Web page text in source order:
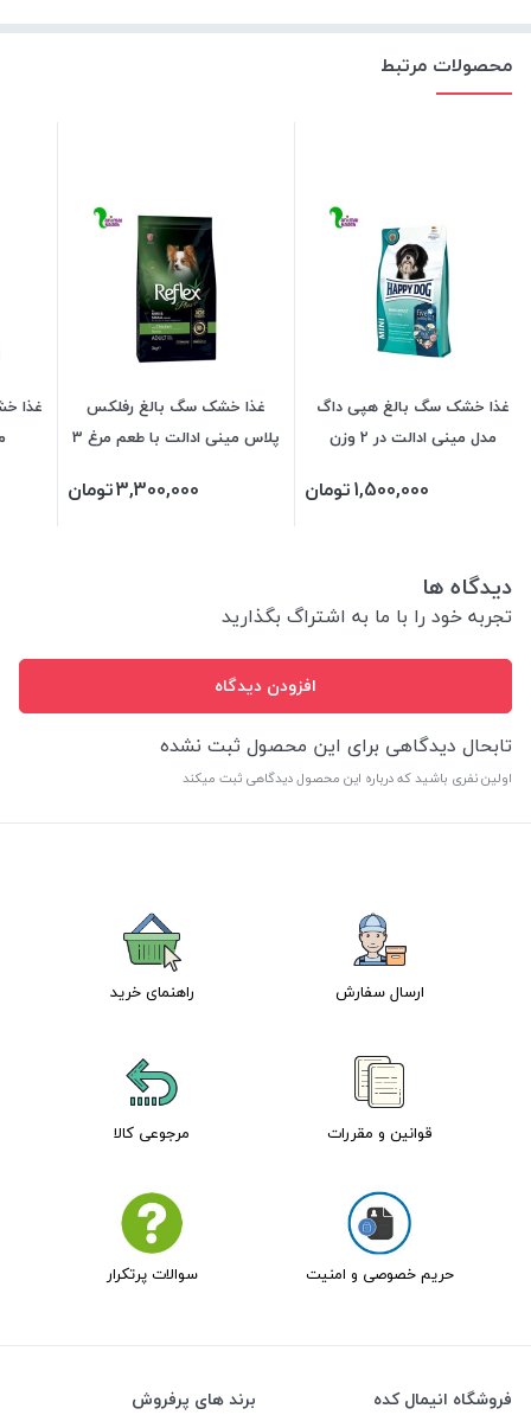
محصولات مرتبط
غذا خشک سگ بالغ هپی داگ
مدل مینی ادالت در 2 وزن
1,500,000تومان
غذا خشک سگ بالغ رفلکس
پلاس مینی ادالت با طعم مرغ 3
3,300,000تومان
غذا
دیدگاه ها
تجربه خود را با ما به اشتراگ بگذارید
افزودن دیدگاه
تابحال دیدگاهی برای این محصول ثبت نشده
اولین نفری باشید که درباره این محصول دیدگاهی ثبت میکند
ارسال سفارش راهنمای خرید
قوانین و مقررات مرجوعی کالا
حریم خصوصی و امنیت سوالات پرتکرار
فروشگاه انیمال کده برند های پرفروش